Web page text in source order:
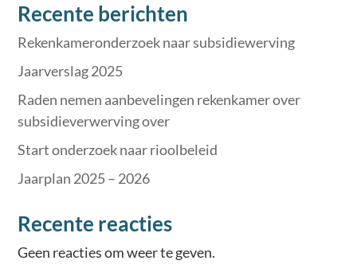
Recente berichten
Rekenkameronderzoek naar subsidiewerving
Jaarverslag 2025
Raden nemen aanbevelingen rekenkamer over
subsidieverwerving over
Start onderzoek naar rioolbeleid
Jaarplan 2025 – 2026
Recente reacties
Geen reacties om weer te geven.